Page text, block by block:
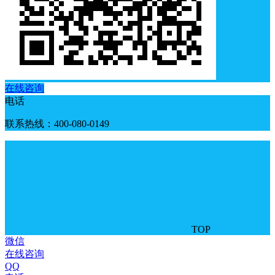
在线咨询
电话
联系热线：400-080-0149
TOP
微信
在线咨询
QQ